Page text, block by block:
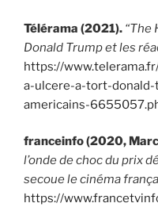
Télérama (2021). “The
Donald Trump et les
https://
a-ulcere-a-tort-
americains-
franceinfo (2020,
l’onde de choc du prix
secoue le cinéma
https://